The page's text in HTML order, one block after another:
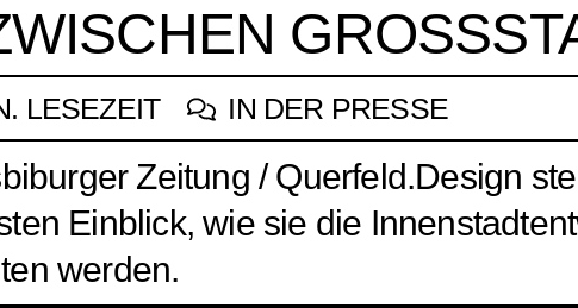
LESEZEIT IN DER PRESSE
Zeitung / Querfeld.Design
Einblick, wie sie die
werden.